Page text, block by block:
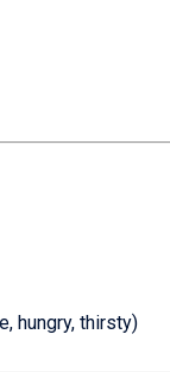
hungry, thirsty)